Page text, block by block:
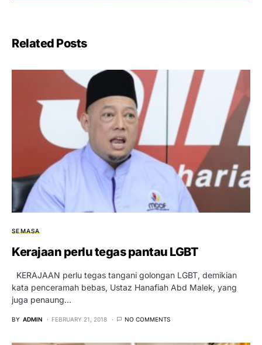
Related Posts
SEMASA
Kerajaan perlu tegas pantau LGBT
KERAJAAN perlu tegas tangani golongan LGBT, demikian
kata penceramah bebas, Ustaz Hanafiah Abd Malek, yang
juga penaung…
BY ADMIN FEBRUARY 21, 2018 NO COMMENTS